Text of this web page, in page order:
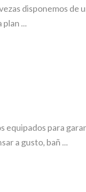
disponemos
...
equipados para
a gusto, bañ ...